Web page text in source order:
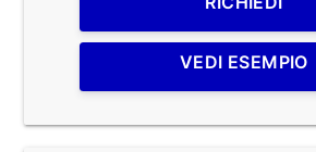
VEDI ESEMPIO